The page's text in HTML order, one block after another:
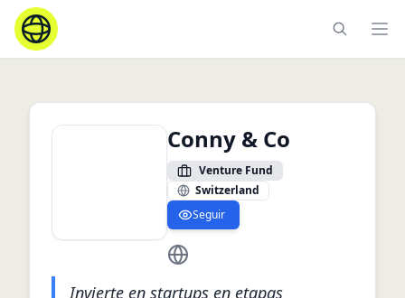
Conny & Co
Venture Fund
Switzerland
Seguir
https://connyandco.com/
Invierte en startups en etapas